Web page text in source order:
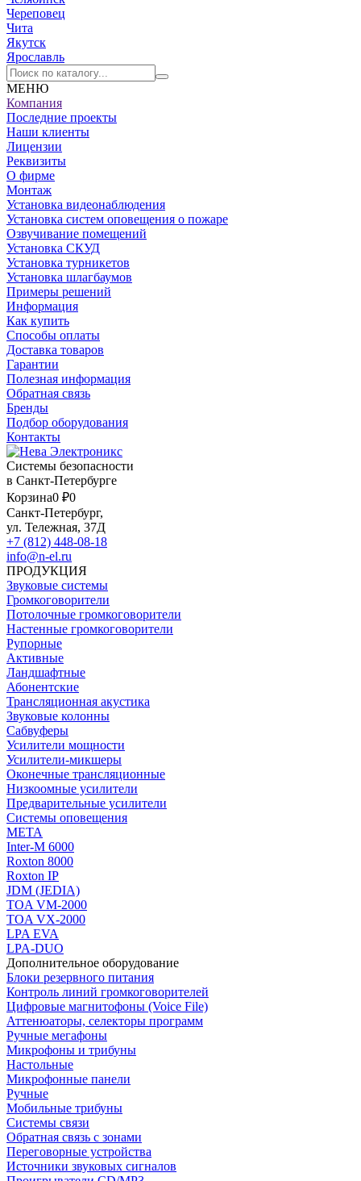
Череповец
Чита
Якутск
Ярославль
МЕНЮ
Компания
Последние проекты
Наши клиенты
Лицензии
Реквизиты
О фирме
Монтаж
Установка видеонаблюдения
Установка систем оповещения о пожаре
Озвучивание помещений
Установка СКУД
Установка турникетов
Установка шлагбаумов
Примеры решений
Информация
Как купить
Способы оплаты
Доставка товаров
Гарантии
Полезная информация
Обратная связь
Бренды
Подбор оборудования
Контакты
Системы безопасности
в Санкт-Петербурге
Корзина0 ₽0
Санкт-Петербург,
ул. Тележная, 37Д
+7 (812) 448-08-18
info@n-el.ru
ПРОДУКЦИЯ
Звуковые системы
Громкоговорители
Потолочные громкоговорители
Настенные громкоговорители
Рупорные
Активные
Ландшафтные
Абонентские
Трансляционная акустика
Звуковые колонны
Сабвуферы
Усилители мощности
Усилители-микшеры
Оконечные трансляционные
Низкоомные усилители
Предварительные усилители
Системы оповещения
МЕТА
Inter-M 6000
Roxton 8000
Roxton IP
JDM (JEDIA)
TOA VM-2000
TOA VX-2000
LPA EVA
LPA-DUO
Дополнительное оборудование
Блоки резервного питания
Контроль линий громкоговорителей
Цифровые магнитофоны (Voice File)
Аттенюаторы, селекторы программ
Ручные мегафоны
Микрофоны и трибуны
Настольные
Микрофонные панели
Ручные
Мобильные трибуны
Системы связи
Обратная связь с зонами
Переговорные устройства
Источники звуковых сигналов